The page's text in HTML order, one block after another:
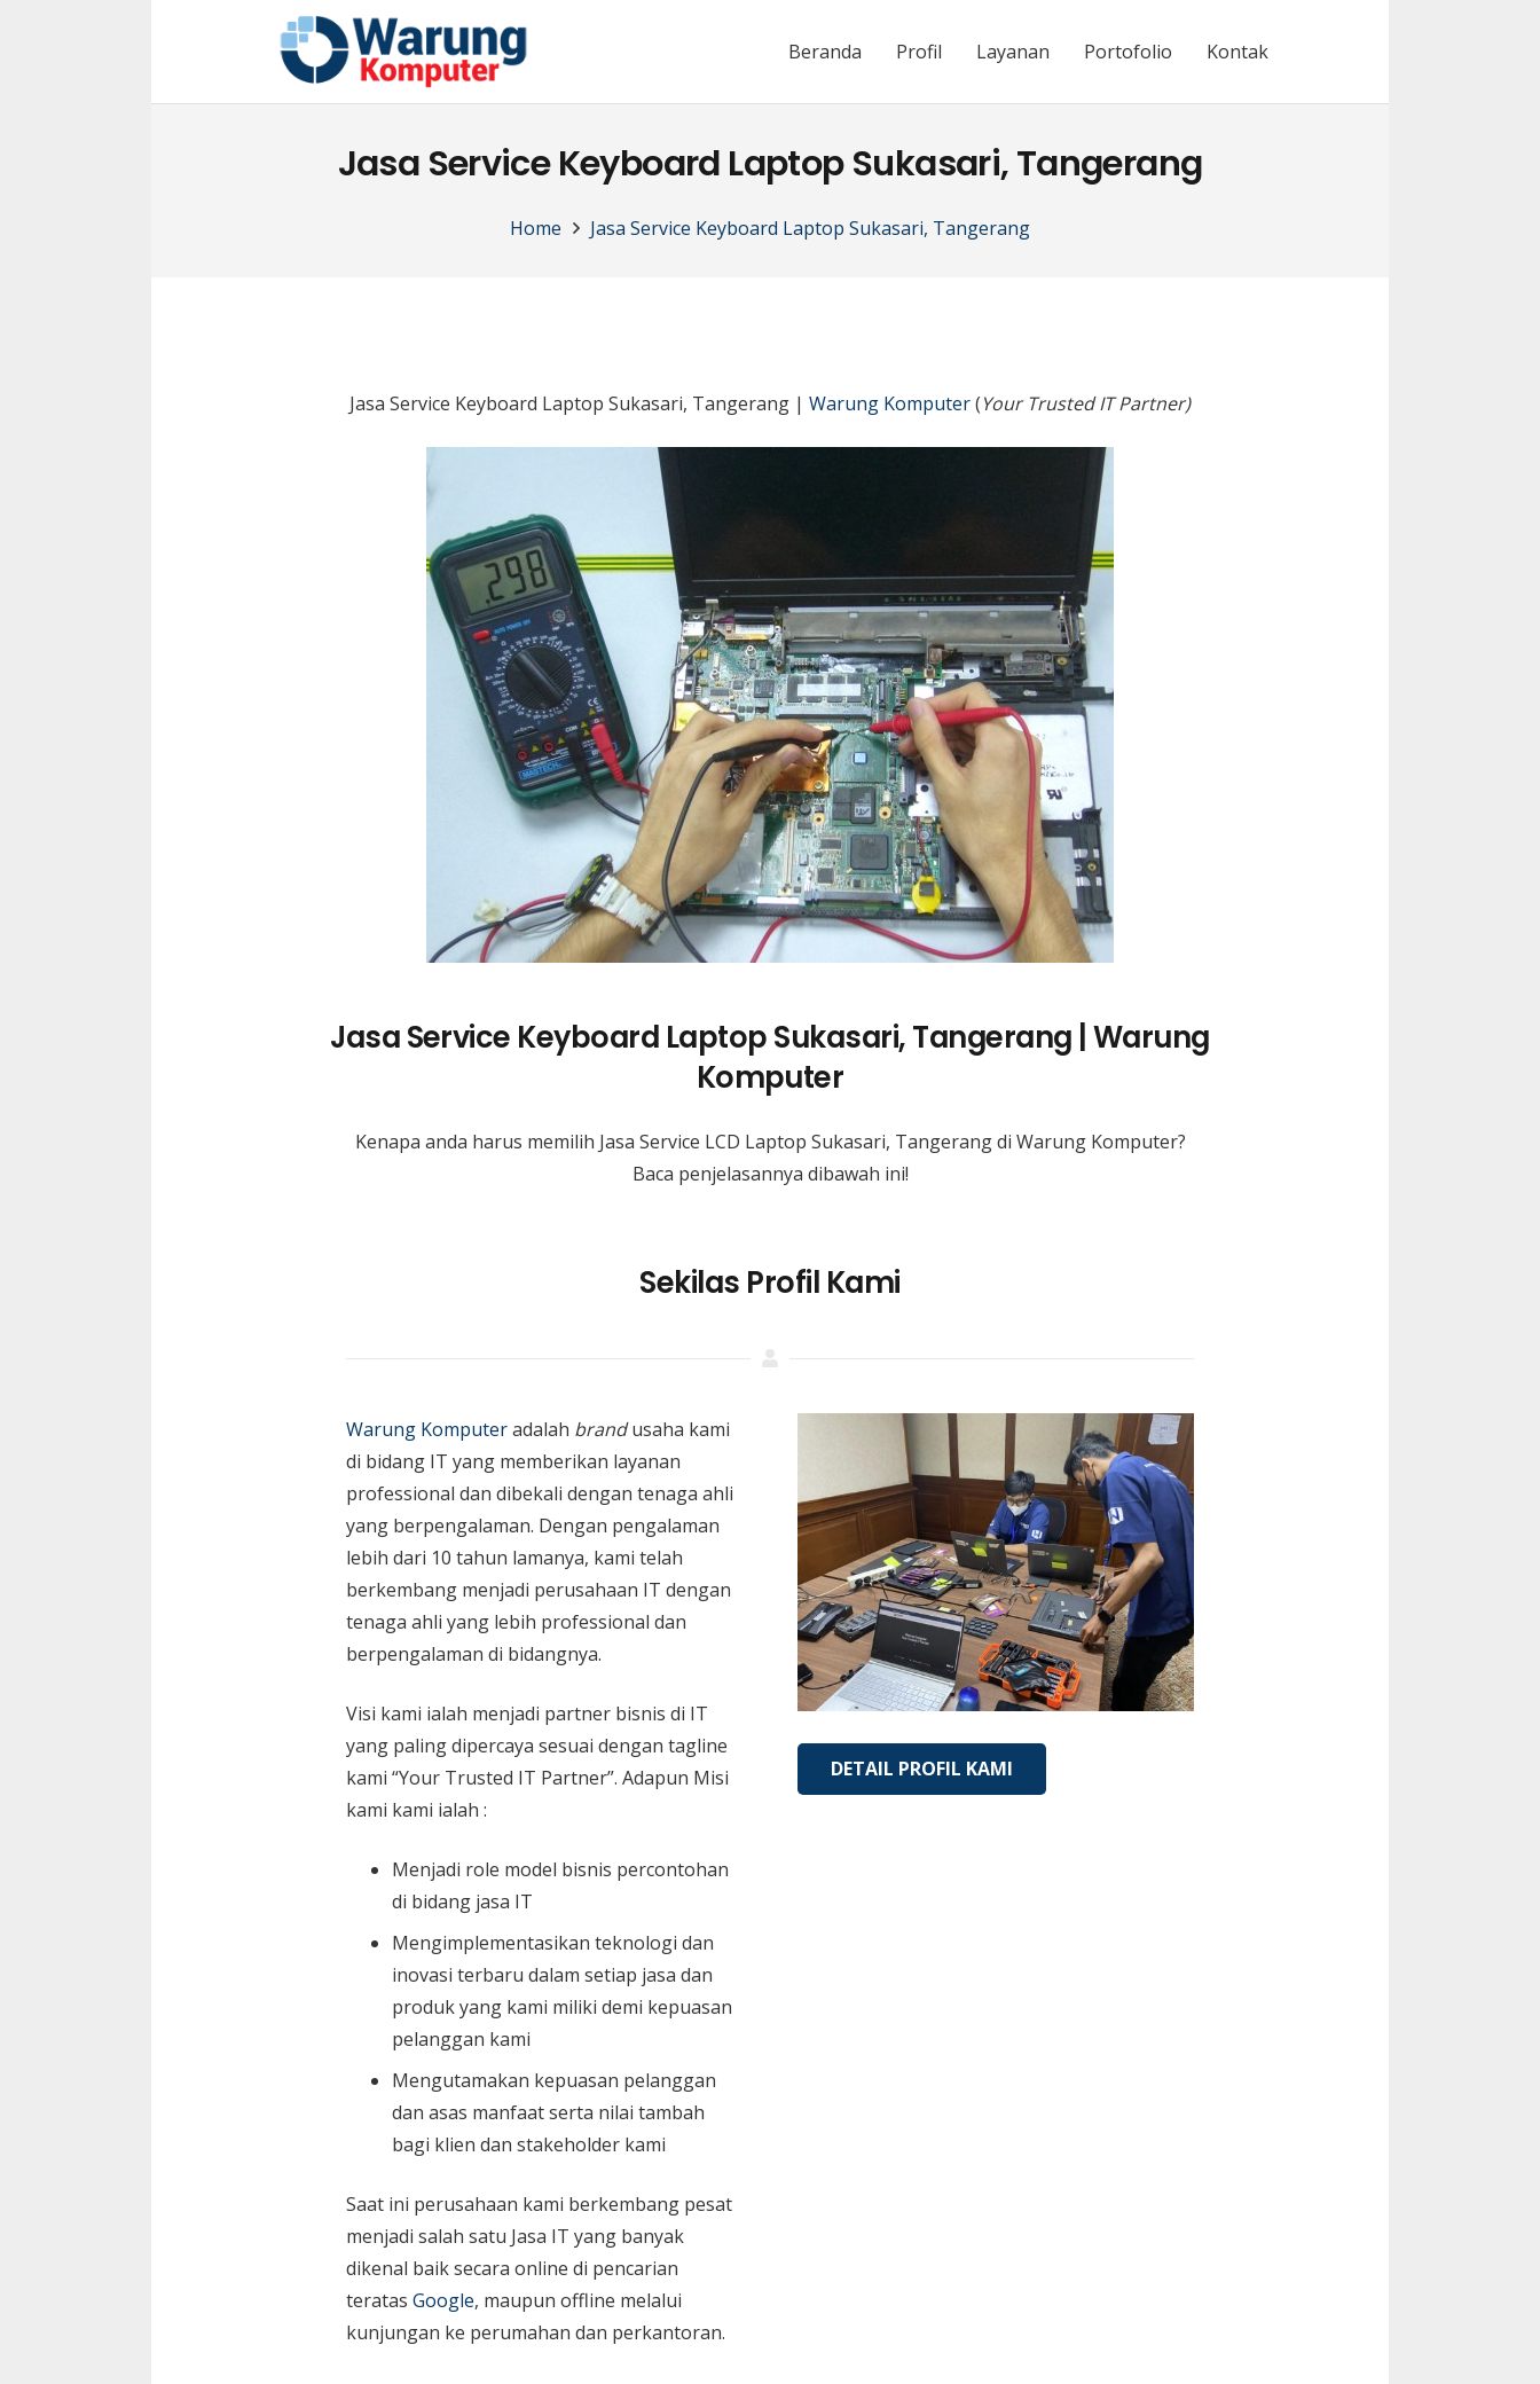
Beranda Profil Layanan Portofolio Kontak
Jasa Service Keyboard Laptop Sukasari, Tangerang
Home Jasa Service Keyboard Laptop Sukasari, Tangerang
Jasa Service Keyboard Laptop Sukasari, Tangerang | Warung Komputer(Your Trusted IT Partner)
Jasa Service Keyboard Laptop Sukasari, Tangerang | Warung
Komputer
Kenapa anda harus memilih Jasa Service LCD Laptop Sukasari, Tangerang di Warung Komputer?
Baca penjelasannya dibawah ini!
Sekilas Profil Kami
Warung Komputeradalah brandusaha kami
di bidang IT yang memberikan layanan
professional dan dibekali dengan tenaga ahli
yang berpengalaman. Dengan pengalaman
lebih dari 10 tahun lamanya, kami telah
berkembang menjadi perusahaan IT dengan
tenaga ahli yang lebih professional dan
berpengalaman di bidangnya.
Visi kami ialah menjadi partner bisnis di IT
yang paling dipercaya sesuai dengan tagline
kami “Your Trusted IT Partner”. Adapun Misi
kami kami ialah :
Menjadi role model bisnis percontohan
di bidang jasa IT
Mengimplementasikan teknologi dan
inovasi terbaru dalam setiap jasa dan
produk yang kami miliki demi kepuasan
pelanggan kami
Mengutamakan kepuasan pelanggan
dan asas manfaat serta nilai tambah
bagi klien dan stakeholder kami
Saat ini perusahaan kami berkembang pesat
menjadi salah satu Jasa IT yang banyak
dikenal baik secara online di pencarian
teratas Google, maupun offline melalui
kunjungan ke perumahan dan perkantoran.
DETAIL PROFIL KAMI